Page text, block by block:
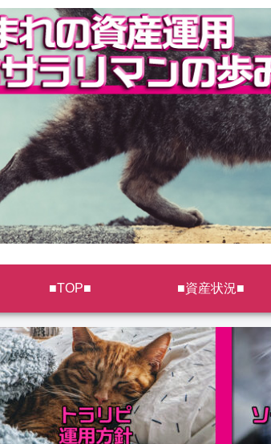
■TOP■ ■資産状況■